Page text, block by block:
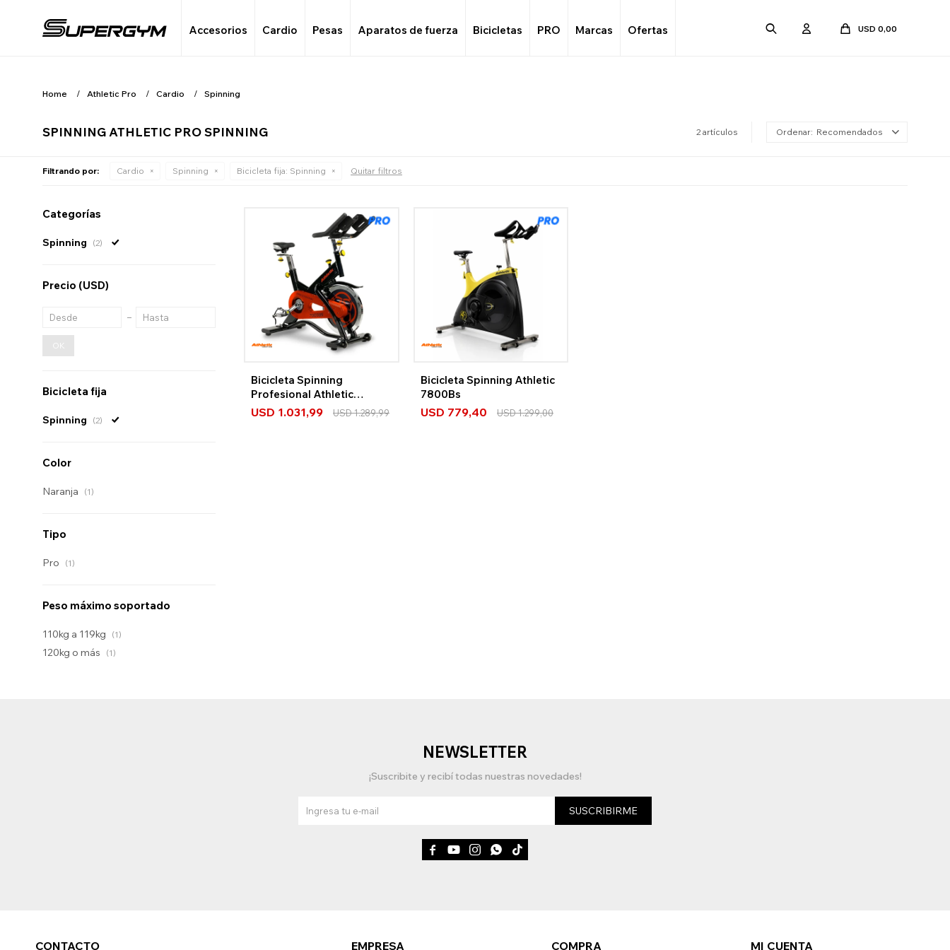
Accesorios Cardio Pesas Aparatos de fuerza Bicicletas PRO Marcas Ofertas USD 0,00
Home Athletic Pro Cardio Spinning
SPINNING ATHLETIC PRO SPINNING 2 artículos Recomendados
Filtrando por: Cardio Spinning Bicicleta fija: Spinning Quitar filtros
Bicicleta Spinning
Profesional Athletic
7000Bs
USD 1.031,99 USD1.289,99
Bicicleta Spinning Athletic
7800Bs
USD 779,40 USD1.299,00
Categorías
Spinning (2)
Precio (USD)
OK
Bicicleta fija
Spinning (2)
Color
Naranja (1)
Tipo
Pro (1)
Peso máximo soportado
110kg a 119kg (1)
120kg o más (1)
CONTACTO EMPRESA COMPRA MI CUENTA
NEWSLETTER
¡Suscribite y recibí todas nuestras novedades!
SUSCRIBIRME
    